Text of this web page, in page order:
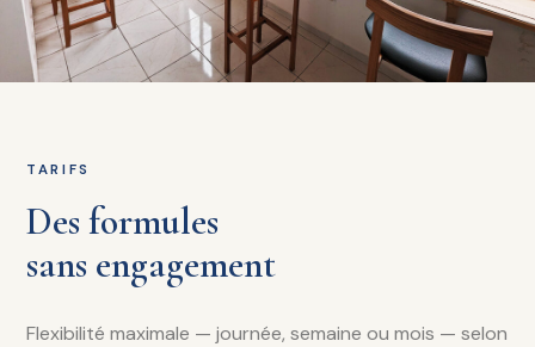
TARIFS
Des formules
sans engagement
Flexibilité maximale — journée, semaine ou mois — selon